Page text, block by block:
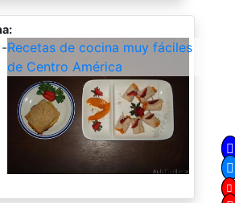
-Recetas de cocina muy fáciles
de Centro América